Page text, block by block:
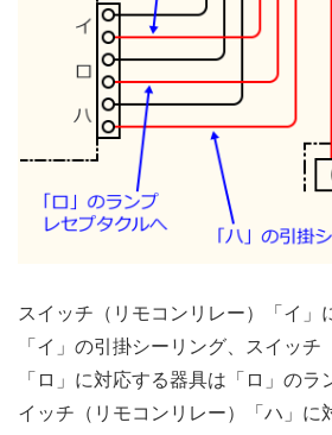
スイッチ（リモコンリレー）「イ」
「イ」の引掛シーリング、スイッチ
「ロ」に対応する器具は「ロ」のラ
イッチ（リモコンリレー）「ハ」に